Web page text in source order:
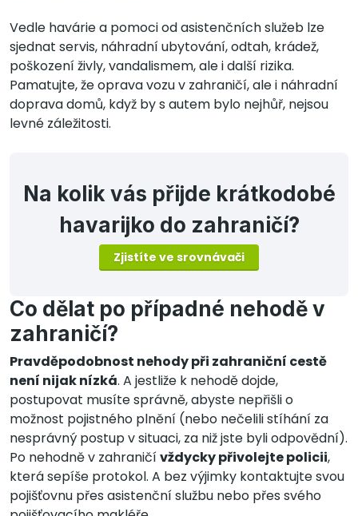
Vedle havárie a pomoci od asistenčních služeb lze
sjednat servis, náhradní ubytování, odtah, krádež,
poškození živly, vandalismem, ale i další rizika.
Pamatujte, že oprava vozu v zahraničí, ale i náhradní
doprava domů, když by s autem bylo nejhůř, nejsou
levné záležitosti.
Na kolik vás přijde krátkodobé
havarijko do zahraničí?
Zjistíte ve srovnávači
Co dělat po případné nehodě v
zahraničí?
Pravděpodobnost nehody při zahraniční cestě
není nijak nízká. A jestliže k nehodě dojde,
postupovat musíte správně, abyste nepřišli o
možnost pojistného plnění (nebo nečelili stíhání za
nesprávný postup v situaci, za niž jste byli odpovědní).
Po nehodně v zahraničívždycky přivolejte policii,
která sepíše protokol. A bez výjimky kontaktujte svou
pojišťovnu přes asistenční službu nebo přes svého